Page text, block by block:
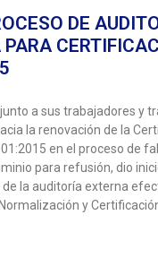
DE
PARA
a sus trabajadores y
la renovación de la
en el proceso de
para refusión, dio
la auditoría externa
y